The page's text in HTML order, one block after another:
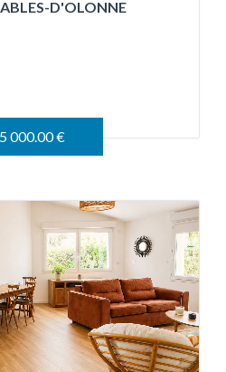
D'OLONNE
000.00 €